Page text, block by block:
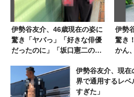
伊勢谷友介、46歳現在の姿に
驚き「ヤバっ」「好きな俳優
だったのに」「坂口憲二の方
伊勢
驚き
かん
伊勢谷友介、現在
界で通用するレベ
すぎた」